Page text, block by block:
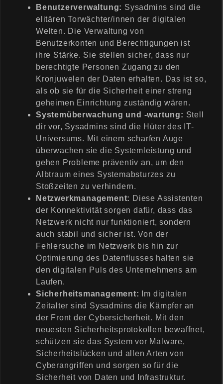
Benutzerverwaltung: Sysadmins sind die
elitären Torwächter/innen der digitalen
Welten. Die Verwaltung von
Benutzerkonten und Berechtigungen ist
ihre Stärke. Sie stellen sicher, dass nur
berechtigte Personen Zugang zu den
Kronjuwelen der Daten erhalten. Das ist so,
als ob sie für die Sicherheit einer streng
geheimen Einrichtung zuständig wären.
Systemüberwachung und -wartung: Stell
dir vor, Sysadmins sind die Hüter des IT-
Universums. Mit einem scharfen Auge
überwachen sie die Systemleistung und
gehen Probleme präventiv an, um den
Albtraum eines Systemabsturzes zu
Stoßzeiten zu verhindern.
Netzwerkmanagement: Diese Assistenten
der Konnektivität sorgen dafür, dass das
Netzwerk nicht nur funktioniert, sondern
auch stabil und sicher ist. Von der
Fehlersuche im Netzwerk bis hin zur
Optimierung des Datenflusses halten sie
den digitalen Puls des Unternehmens am
Laufen.
Sicherheitsmanagement: Im digitalen
Zeitalter sind Sysadmins die Kämpfer an
der Front der Cybersicherheit. Mit den
neuesten Sicherheitsprotokollen bewaffnet,
schützen sie das System vor Malware,
Sicherheitslücken und allen Arten von
Cyberangriffen und sorgen so für die
Sicherheit von Daten und Infrastruktur.